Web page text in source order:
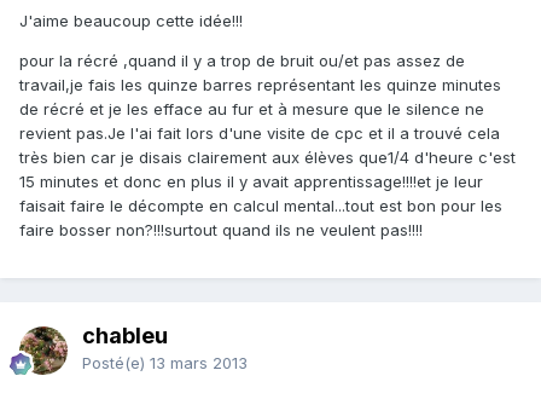
J'aime beaucoup cette idée!!!
pour la récré ,quand il y a trop de bruit ou/et pas assez de
travail,je fais les quinze barres représentant les quinze minutes
de récré et je les efface au fur et à mesure que le silence ne
revient pas.Je l'ai fait lors d'une visite de cpc et il a trouvé cela
très bien car je disais clairement aux élèves que1/4 d'heure c'est
15 minutes et donc en plus il y avait apprentissage!!!!et je leur
faisait faire le décompte en calcul mental...tout est bon pour les
faire bosser non?!!!surtout quand ils ne veulent pas!!!!
chableu
Posté(e) 13 mars 2013